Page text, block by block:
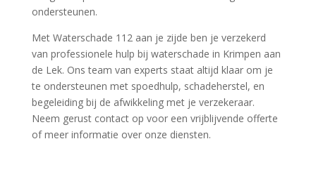
ondersteunen.​
Met Waterschade 112 aan je zijde ben je verzekerd
van professionele hulp bij waterschade in Krimpen aan
de Lek.​ Ons team van experts staat altijd klaar om je
te ondersteunen met spoedhulp, schadeherstel, en
begeleiding bij de afwikkeling met je verzekeraar.​
Neem gerust contact op voor een vrijblijvende offerte
of meer informatie over onze diensten.​